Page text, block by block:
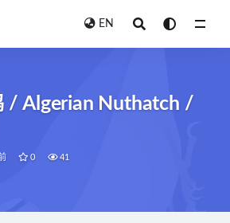
EN
/ Algerian Nuthatch /
0 41